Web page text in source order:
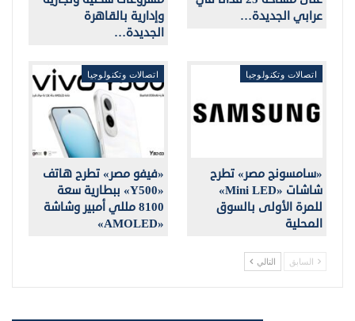
عرابي الجديدة…
وإدارية بالقاهرة
الجديدة…
اتصالات وتكنولوجيا
«سامسونج مصر» تطرح
شاشات «Mini LED»
للمرة الأولى بالسوق
المحلية
اتصالات وتكنولوجيا
«فيفو مصر» تطرح هاتف
«Y500» ببطارية سعة
8100 مللي أمبير وشاشة
«AMOLED»
السابق التالي